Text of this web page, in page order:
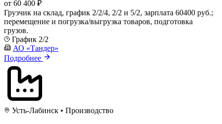
от 60 400 ₽
Грузчик на склад, график 2/2/4, 2/2 и 5/2, зарплата 60400 руб.;
перемещение и погрузка/выгрузка товаров, подготовка
грузов.
График 2/2
АО «Тандер»
Подробнее
Усть-Лабинск • Производство